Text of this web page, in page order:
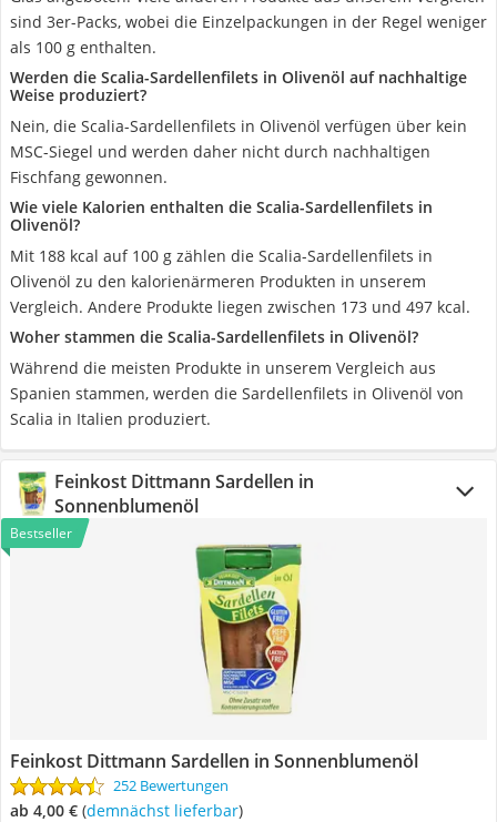
sind 3er-Packs, wobei die Einzelpackungen in der Regel weniger
als 100 g enthalten.
Werden die Scalia-Sardellenfilets in Olivenöl auf nachhaltige
Weise produziert?
Nein, die Scalia-Sardellenfilets in Olivenöl verfügen über kein
MSC-Siegel und werden daher nicht durch nachhaltigen
Fischfang gewonnen.
Wie viele Kalorien enthalten die Scalia-Sardellenfilets in
Olivenöl?
Mit 188 kcal auf 100 g zählen die Scalia-Sardellenfilets in
Olivenöl zu den kalorienärmeren Produkten in unserem
Vergleich. Andere Produkte liegen zwischen 173 und 497 kcal.
Woher stammen die Scalia-Sardellenfilets in Olivenöl?
Während die meisten Produkte in unserem Vergleich aus
Spanien stammen, werden die Sardellenfilets in Olivenöl von
Scalia in Italien produziert.
Feinkost Dittmann Sardellen in
Sonnenblumenöl
Bestseller
Feinkost Dittmann Sardellen in Sonnenblumenöl
252 Bewertungen
ab 4,00 € ( Demnächst lieferbar)